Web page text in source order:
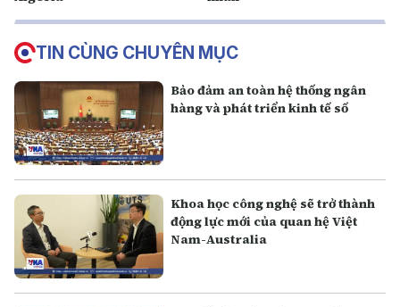
TIN CÙNG CHUYÊN MỤC
Bảo đảm an toàn hệ thống ngân
hàng và phát triển kinh tế số
Khoa học công nghệ sẽ trở thành
động lực mới của quan hệ Việt
Nam-Australia